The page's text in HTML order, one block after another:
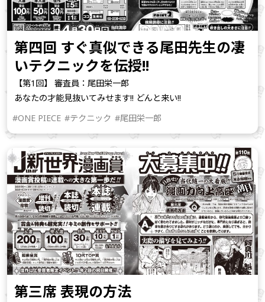
第四回 すぐ真似できる尾田先生の凄
いテクニックを伝授!!
【第1回】 審査員：尾田栄一郎
あなたの才能見抜いてみせます!! どんと来い!!
#ONE PIECE #テクニック #尾田栄一郎
第三席 表現の方法